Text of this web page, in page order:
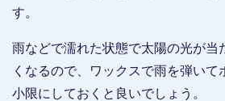
す。
雨などで濡れた状態で太陽の光が当
くなるので、ワックスで雨を弾いて
小限にしておくと良いでしょう。